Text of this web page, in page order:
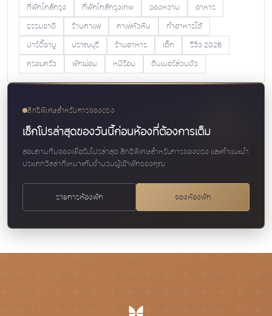
ที่พักใกล้กรุง
ที่พักใกล้กรุงเทพ ของหวาน
อาหาร
ธรรมชาติ
ร้านกาแฟ คาเฟ่หัวหิน
ทำอาหารได้
ปาร์ตี้ชาบู
ปราณบุรี ร้านอาหาร เด็ก
รีวิว 2026
ครอบครัว
พักผ่อน หนีร้อน ดินเนอร์ส่วนตัว
สิทธิพิเศษสำหรับการจองตรง
เช็กโปรล่าสุดของวันนี้ก่อนห้องที่ต้องการเต็ม
สอบถามทีมจองเพื่อรับโปรล่าสุด สิทธิพิเศษสำหรับการจองตรง และคำแนะนำ
ประเภทวิลล่าที่เหมาะกับจำนวนผู้เข้าพักของคุณ
รายการห้องพัก จองห้องพัก